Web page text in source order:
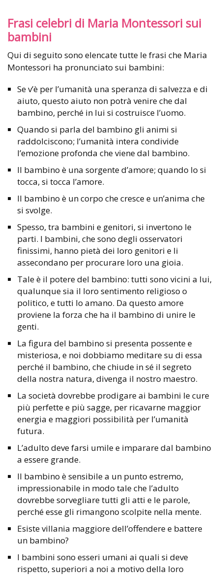
Frasi celebri di Maria Montessori sui
bambini
Qui di seguito sono elencate tutte le frasi che Maria
Montessori ha pronunciato sui bambini:
Se v’è per l’umanità una speranza di salvezza e di
aiuto, questo aiuto non potrà venire che dal
bambino, perché in lui si costruisce l’uomo.
Quando si parla del bambino gli animi si
raddolciscono; l’umanità intera condivide
l’emozione profonda che viene dal bambino.
Il bambino è una sorgente d’amore; quando lo si
tocca, si tocca l’amore.
Il bambino è un corpo che cresce e un’anima che
si svolge.
Spesso, tra bambini e genitori, si invertono le
parti. I bambini, che sono degli osservatori
finissimi, hanno pietà dei loro genitori e li
assecondano per procurare loro una gioia.
Tale è il potere del bambino: tutti sono vicini a lui,
qualunque sia il loro sentimento religioso o
politico, e tutti lo amano. Da questo amore
proviene la forza che ha il bambino di unire le
genti.
La figura del bambino si presenta possente e
misteriosa, e noi dobbiamo meditare su di essa
perché il bambino, che chiude in sé il segreto
della nostra natura, divenga il nostro maestro.
La società dovrebbe prodigare ai bambini le cure
più perfette e più sagge, per ricavarne maggior
energia e maggiori possibilità per l’umanità
futura.
L’adulto deve farsi umile e imparare dal bambino
a essere grande.
Il bambino è sensibile a un punto estremo,
impressionabile in modo tale che l’adulto
dovrebbe sorvegliare tutti gli atti e le parole,
perché esse gli rimangono scolpite nella mente.
Esiste villania maggiore dell’offendere e battere
un bambino?
I bambini sono esseri umani ai quali si deve
rispetto, superiori a noi a motivo della loro